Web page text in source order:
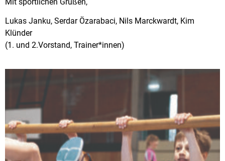
Lukas Janku, Serdar Özarabaci, Nils Marckwardt, Kim
Klünder
(1. und 2.Vorstand, Trainer*innen)